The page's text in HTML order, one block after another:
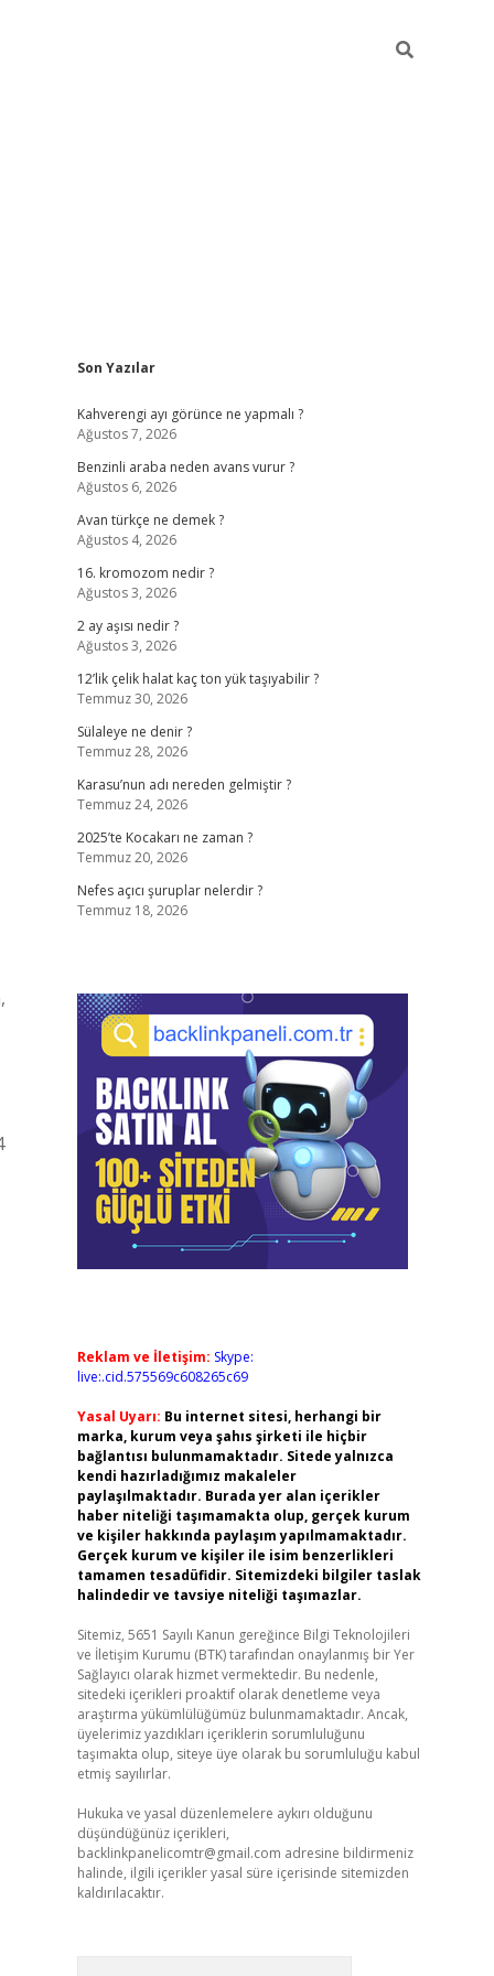
Sidebar
Son Yazılar
Kahverengi ayı görünce ne yapmalı ?
Ağustos 7, 2026
Benzinli araba neden avans vurur ?
Ağustos 6, 2026
Avan türkçe ne demek ?
Ağustos 4, 2026
16. kromozom nedir ?
Ağustos 3, 2026
2 ay aşısı nedir ?
Ağustos 3, 2026
12’lik çelik halat kaç ton yük taşıyabilir ?
Temmuz 30, 2026
Sülaleye ne denir ?
Temmuz 28, 2026
Karasu’nun adı nereden gelmiştir ?
Temmuz 24, 2026
2025’te Kocakarı ne zaman ?
Temmuz 20, 2026
Nefes açıcı şuruplar nelerdir ?
Temmuz 18, 2026
Reklam ve İletişim: Skype:
live:.cid.575569c608265c69
Yasal Uyarı: Bu internet sitesi, herhangi bir
marka, kurum veya şahıs şirketi ile hiçbir
bağlantısı bulunmamaktadır. Sitede yalnızca
kendi hazırladığımız makaleler
paylaşılmaktadır. Burada yer alan içerikler
haber niteliği taşımamakta olup, gerçek kurum
ve kişiler hakkında paylaşım yapılmamaktadır.
Gerçek kurum ve kişiler ile isim benzerlikleri
tamamen tesadüfidir. Sitemizdeki bilgiler taslak
halindedir ve tavsiye niteliği taşımazlar.
Sitemiz, 5651 Sayılı Kanun gereğince Bilgi Teknolojileri
ve İletişim Kurumu (BTK) tarafından onaylanmış bir Yer
Sağlayıcı olarak hizmet vermektedir. Bu nedenle,
sitedeki içerikleri proaktif olarak denetleme veya
araştırma yükümlülüğümüz bulunmamaktadır. Ancak,
üyelerimiz yazdıkları içeriklerin sorumluluğunu
taşımakta olup, siteye üye olarak bu sorumluluğu kabul
etmiş sayılırlar.
Hukuka ve yasal düzenlemelere aykırı olduğunu
düşündüğünüz içerikleri,
backlinkpanelicomtr@gmail.com adresine bildirmeniz
halinde, ilgili içerikler yasal süre içerisinde sitemizden
kaldırılacaktır.